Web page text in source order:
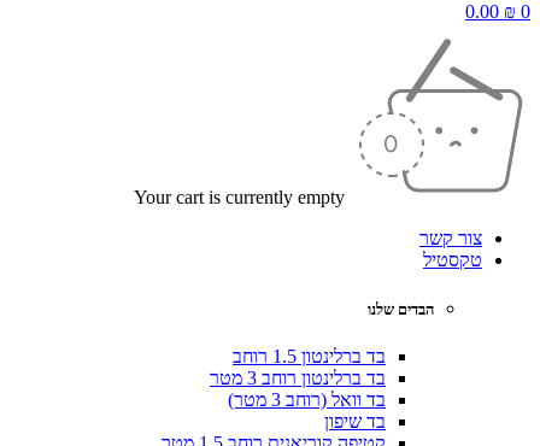
Your cart is currently empty
צור קשר
טקסטיל
הבדים שלנו
בד ברלינטון 1.5 רוחב
בד ברלינטון רוחב 3 מטר
בד וואל (רוחב 3 מטר)
בד שיפון